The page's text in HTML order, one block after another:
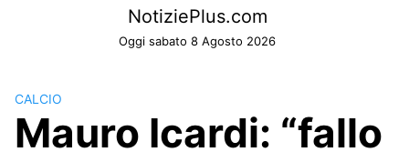
NotiziePlus.com
Oggi sabato 8 Agosto 2026
CALCIO
Mauro Icardi: “fallo